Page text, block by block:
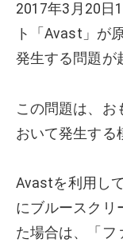
2017年3月20日
ト「Avast」が
発生する問題が
この問題は、お
おいて発生する
Avastを利用し
にブルースクリ
た場合は、「フ